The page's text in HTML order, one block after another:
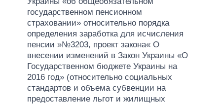
государственном пенсионном
страховании» относительно порядка
определения заработка для исчисления
пенсии »№3203, проект закона« О
внесении изменений в Закон Украины «О
Государственном бюджете Украины на
2016 год» (относительно социальных
стандартов и объема субвенции на
предоставление льгот и жилищных